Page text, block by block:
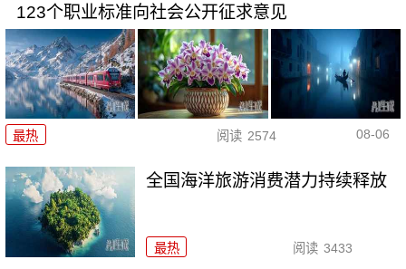
123个职业标准向社会公开征求意见
最热 阅读 2574 08-06
全国海洋旅游消费潜力持续释放
最热 阅读 3433